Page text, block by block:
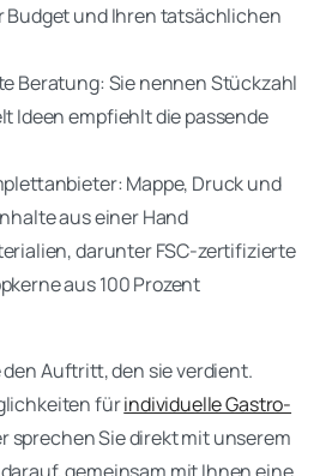
Budget und Ihren tatsächlichen
Beratung: Sie nennen Stückzahl
Ideen empfiehlt die passende
Mappe, Druck und
aus einer Hand
darunter FSC-zertifizierte
aus 100 Prozent
den Auftritt, den sie verdient.
fürindividuelle Gastro-
sprechen Sie direkt mit unserem
gemeinsam mit Ihnen eine